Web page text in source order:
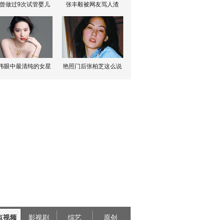
做过9次试管婴儿 张丰毅被网友骂人渣
眼中最清纯的女星 艳照门后张柏芝这么说
视频 影视剧 综艺 原创